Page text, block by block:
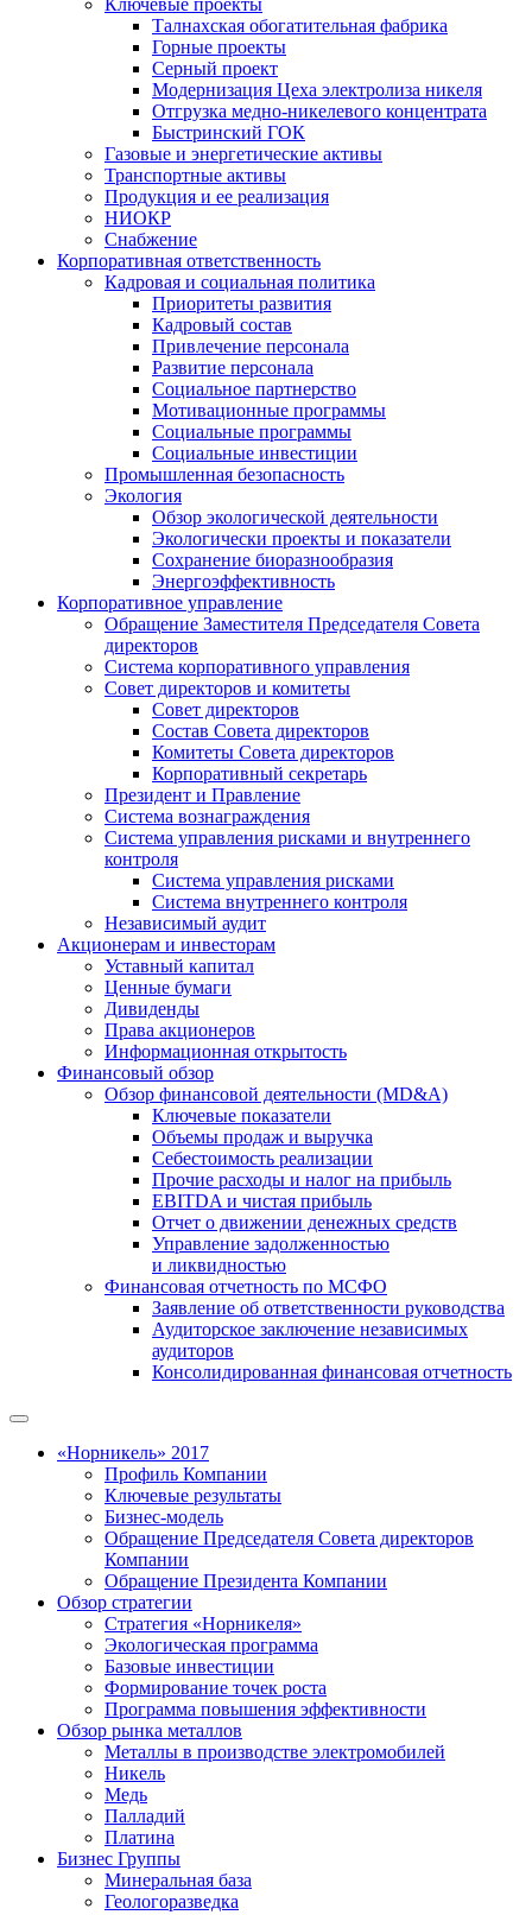
Ключевые проекты
Талнахская обогатительная фабрика
Горные проекты
Серный проект
Модернизация Цеха электролиза никеля
Отгрузка медно-никелевого концентрата
Быстринский ГОК
Газовые и энергетические активы
Транспортные активы
Продукция и ее реализация
НИОКР
Снабжение
Корпоративная ответственность
Кадровая и социальная политика
Приоритеты развития
Кадровый состав
Привлечение персонала
Развитие персонала
Социальное партнерство
Мотивационные программы
Социальные программы
Социальные инвестиции
Промышленная безопасность
Экология
Обзор экологической деятельности
Экологически проекты и показатели
Сохранение биоразнообразия
Энергоэффективность
Корпоративное управление
Обращение Заместителя Председателя Совета
директоров
Система корпоративного управления
Совет директоров и комитеты
Совет директоров
Состав Совета директоров
Комитеты Совета директоров
Корпоративный секретарь
Президент и Правление
Система вознаграждения
Система управления рисками и внутреннего
контроля
Система управления рисками
Система внутреннего контроля
Независимый аудит
Акционерам и инвесторам
Уставный капитал
Ценные бумаги
Дивиденды
Права акционеров
Информационная открытость
Финансовый обзор
Обзор финансовой деятельности (MD&A)
Ключевые показатели
Объемы продаж и выручка
Себестоимость реализации
Прочие расходы и налог на прибыль
EBITDA и чистая прибыль
Отчет о движении денежных средств
Управление задолженностью
и ликвидностью
Финансовая отчетность по МСФО
Заявление об ответственности руководства
Аудиторское заключение независимых
аудиторов
Консолидированная финансовая отчетность
«Норникель» 2017
Профиль Компании
Ключевые результаты
Бизнес-модель
Обращение Председателя Совета директоров
Компании
Обращение Президента Компании
Обзор стратегии
Стратегия «Норникеля»
Экологическая программа
Базовые инвестиции
Формирование точек роста
Программа повышения эффективности
Обзор рынка металлов
Металлы в производстве электромобилей
Никель
Медь
Палладий
Платина
Бизнес Группы
Минеральная база
Геологоразведка